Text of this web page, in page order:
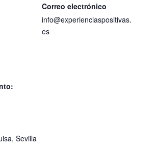
Sevilla
Correo electrónico
info@experienciaspositivas.
es